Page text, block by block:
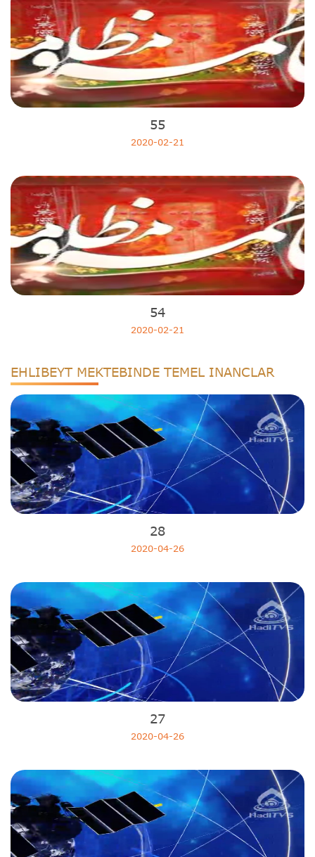
Medineden Kerbelaya
sahifei seccadiye
HUZURLU YAŞAM
ERENLER VE CANLAR
Minberden Ekrana
55
2020-02-21
54
2020-02-21
EHLIBEYT MEKTEBINDE TEMEL INANCLAR
28
2020-04-26
27
2020-04-26